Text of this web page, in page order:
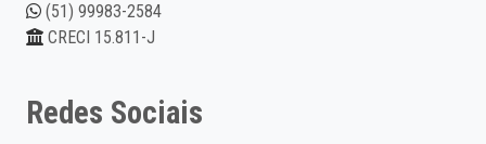
(51) 99983-2584
CRECI 15.811-J
Redes Sociais